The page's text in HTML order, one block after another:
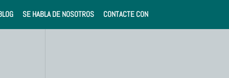
SE HABLA DE NOSOTROS CONTACTE CON